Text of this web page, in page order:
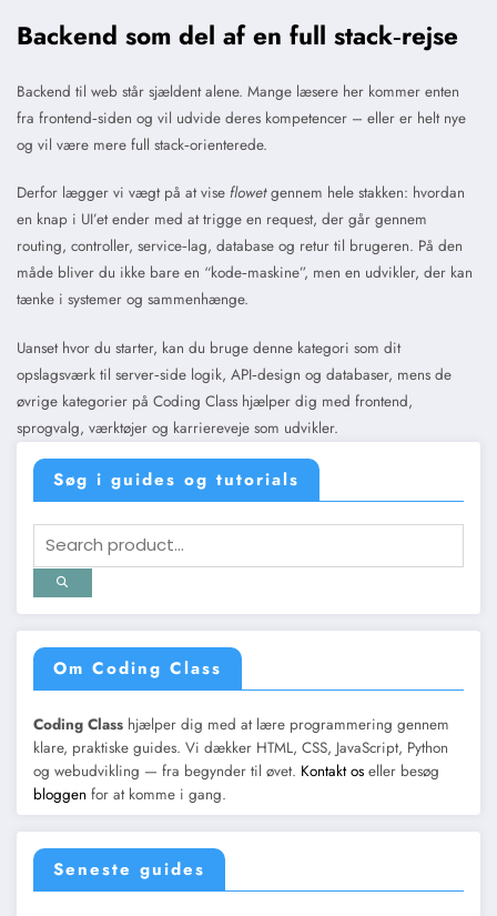
Backend som del af en full stack‑rejse
Backend til web står sjældent alene. Mange læsere her kommer enten
fra frontend‑siden og vil udvide deres kompetencer – eller er helt nye
og vil være mere full stack‑orienterede.
Derfor lægger vi vægt på at vise flowetgennem hele stakken: hvordan
en knap i UI’et ender med at trigge en request, der går gennem
routing, controller, service‑lag, database og retur til brugeren. På den
måde bliver du ikke bare en “kode‑maskine”, men en udvikler, der kan
tænke i systemer og sammenhænge.
Uanset hvor du starter, kan du bruge denne kategori som dit
opslagsværk til server‑side logik, API‑design og databaser, mens de
øvrige kategorier på Coding Class hjælper dig med frontend,
sprogvalg, værktøjer og karriereveje som udvikler.
Søg i guides og tutorials
Om Coding Class
Coding Class hjælper dig med at lære programmering gennem
klare, praktiske guides. Vi dækker HTML, CSS, JavaScript, Python
og webudvikling — fra begynder til øvet. Kontakt os eller besøg
bloggen for at komme i gang.
Seneste guides